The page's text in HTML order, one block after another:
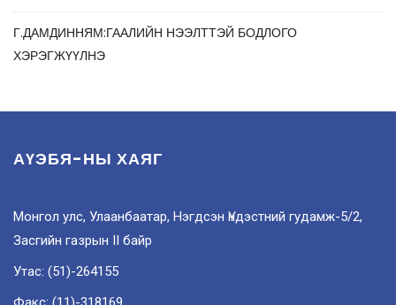
Г.ДАМДИННЯМ:ГААЛИЙН НЭЭЛТТЭЙ БОДЛОГО
ХЭРЭГЖҮҮЛНЭ
АҮЭБЯ-НЫ ХАЯГ
Монгол улс, Улаанбаатар, Нэгдсэн Үндэстний гудамж-5/2,
Засгийн газрын II байр
Утас: (51)-264155